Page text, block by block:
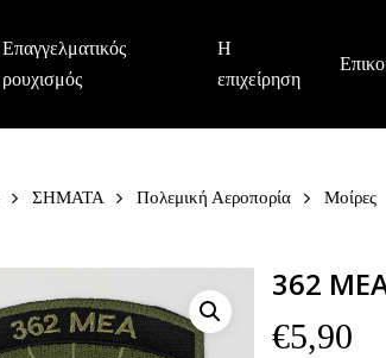
Επαγγελματικός
ρουχισμός
Η
επιχείρηση
ΣΗΜΑΤΑ Πολεμική Αεροπορία Μοίρες
362
€5,90